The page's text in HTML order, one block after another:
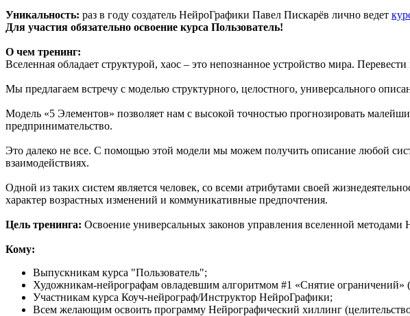
Уникальность: раз в году создатель НейроГрафики Павел Пискарёв лично ведет
Для участия обязательно освоение курса Пользователь!
О чем тренинг:
Вселенная обладает структурой, хаос – это непознанное устройство мира.
Мы предлагаем встречу с моделью структурного, целостного, универсального
Модель «5 Элементов» позволяет нам с высокой точностью прогнозировать
предпринимательство.
Это далеко не все. С помощью этой модели мы можем получить описание любой
взаимодействиях.
Одной из таких систем является человек, со всеми атрибутами своей
характер возрастных изменений и коммуникативные предпочтения.
Цель тренинга: Освоение универсальных законов управления вселенной методами
Кому:
Выпускникам курса "Пользователь";
Художникам-нейрографам овладевшим алгоритмом #1 «Снятие ограничений»
Участникам курса Коуч-нейрограф/Инструктор НейроГрафики;
Всем желающим освоить программу Нейрографический хиллинг